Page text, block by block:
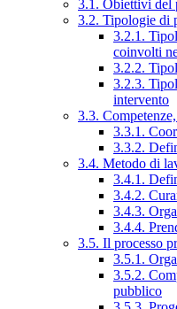
3.1. Obiettivi del
3.2. Tipologie di
3.2.1.
coinvolti
3.2.2.
3.2.3.
intervento
3.3.
3.3.1.
3.3.2.
3.4. Metodo di
3.4.1.
3.4.2.
3.4.3.
3.4.4.
3.5. Il processo
3.5.1.
3.5.2.
pubblico